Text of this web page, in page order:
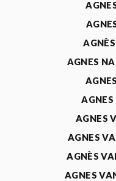
AGNES
AGNES
AGNES
AGNES
AGNÈS
AGNES